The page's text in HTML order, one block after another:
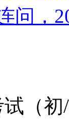
问，
（